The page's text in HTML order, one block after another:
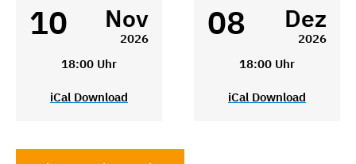
10 Nov
2026
18:00 Uhr
iCal Download
08 Dez
2026
18:00 Uhr
iCal Download